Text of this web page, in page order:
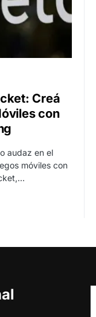
Creá
con
audaz en el
móviles con